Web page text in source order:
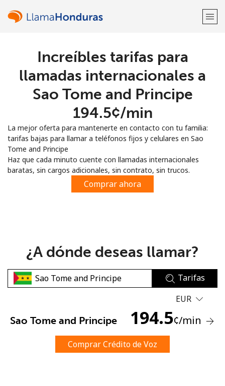
¡Bienvenido!
Regístrate con
o
Mínimo 8 caracteres
Un caracter especial
Increíbles tarifas para
llamadas internacionales a
Sao Tome and Principe
⁦194.5¢⁩/min
La mejor oferta para mantenerte en contacto con tu familia:
tarifas bajas para llamar a teléfonos fijos y celulares en Sao
Tome and Principe
Haz que cada minuto cuente con llamadas internacionales
baratas, sin cargos adicionales, sin contrato, sin trucos.
Comprar ahora
¿A dónde deseas llamar?
Tarifas
EUR
Sao Tome and Principe 194.5¢/min
Comprar Crédito de Voz